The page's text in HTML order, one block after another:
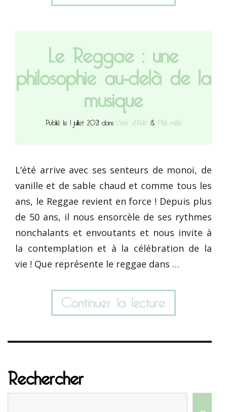
Le Reggae : une
philosophie au-delà de la
musique
Publié le 1 juillet 2021 dansL'été d'Adé & Méli mélo
L’été arrive avec ses senteurs de monoï, de
vanille et de sable chaud et comme tous les
ans, le Reggae revient en force ! Depuis plus
de 50 ans, il nous ensorcèle de ses rythmes
nonchalants et envoutants et nous invite à
la contemplation et à la célébration de la
vie ! Que représente le reggae dans …
Rechercher